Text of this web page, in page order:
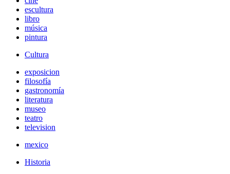
escultura
libro
música
pintura
Cultura
exposicion
filosofía
gastronomía
literatura
museo
teatro
television
mexico
Historia